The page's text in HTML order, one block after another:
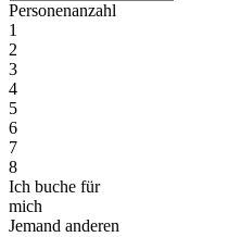
Personenanzahl
1
2
3
4
5
6
7
8
Ich buche für
mich
Jemand anderen